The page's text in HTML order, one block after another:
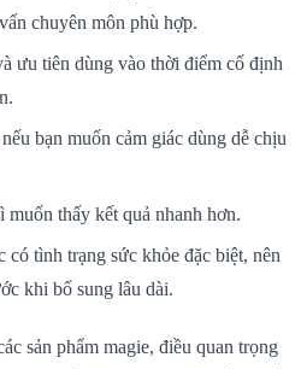
chuyên môn phù hợp.
ưu tiên dùng vào thời điểm cố định
bạn muốn cảm giác dùng dễ chịu
thấy kết quả nhanh hơn.
có tình trạng sức khỏe đặc biệt, nên
khi bổ sung lâu dài.
sản phẩm magie, điều quan trọng